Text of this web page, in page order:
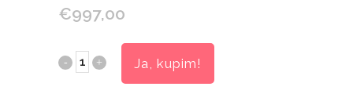
€997,00
Rekorden
Ja, kupim!